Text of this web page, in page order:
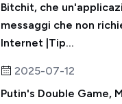
Bitchit, che
messaggi che non
Internet |Tip...
2025-07-12
Putin's Double Game,